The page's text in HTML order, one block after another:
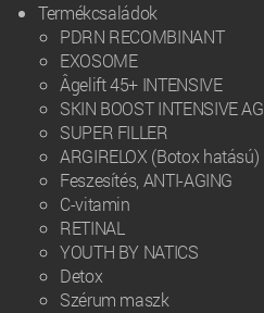
Termékcsaládok
PDRN RECOMBINANT
EXOSOME
Âgelift 45+ INTENSIVE
SKIN BOOST INTENSIVE
SUPER FILLER
ARGIRELOX (Botox
Feszesítés, ANTI-AGING
C-vitamin
RETINAL
YOUTH BY NATICS
Detox
Szérum maszk